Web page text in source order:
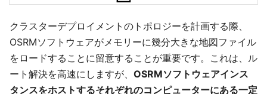
クラスターデプロイメントのトポロジーを計画する際、
OSRMソフトウェアがメモリーに幾分大きな地図ファイル
をロードすることに留意することが重要です。これは、ル
ート解決を高速にしますが、 OSRMソフトウェアインス
タンスをホストするそれぞれのコンピューターにある一定